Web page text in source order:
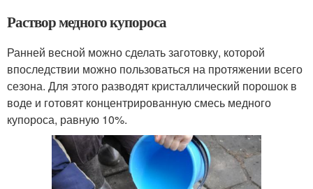
Раствор медного купороса
Ранней весной можно сделать заготовку, которой
впоследствии можно пользоваться на протяжении всего
сезона. Для этого разводят кристаллический порошок в
воде и готовят концентрированную смесь медного
купороса, равную 10%.